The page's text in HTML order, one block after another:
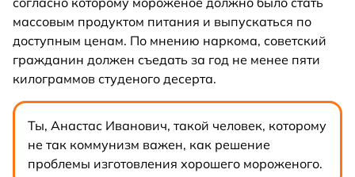
массовым продуктом питания и выпускаться по
доступным ценам. По мнению наркома, советский
гражданин должен съедать за год не менее пяти
килограммов студеного десерта.
Ты, Анастас Иванович, такой человек, которому
не так коммунизм важен, как решение
проблемы изготовления хорошего мороженого.